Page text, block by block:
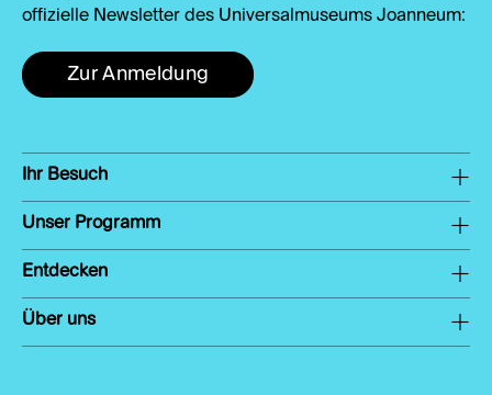
offizielle Newsletter des Universalmuseums Joanneum:
Zur Anmeldung
Ihr Besuch
Unser Programm
Entdecken
Über uns